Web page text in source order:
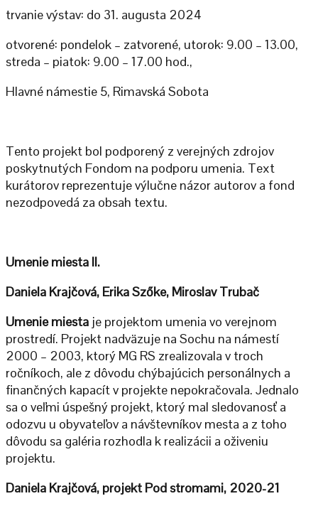
trvanie výstav: do 31. augusta 2024
otvorené: pondelok – zatvorené, utorok: 9.00 – 13.00,
streda – piatok: 9.00 – 17.00 hod.,
Hlavné námestie 5, Rimavská Sobota
Tento projekt bol podporený z verejných zdrojov
poskytnutých Fondom na podporu umenia. Text
kurátorov reprezentuje výlučne názor autorov a fond
nezodpovedá za obsah textu.
Umenie miesta II.
Daniela Krajčová, Erika Szőke, Miroslav Trubač
Umenie miesta je projektom umenia vo verejnom
prostredí. Projekt nadväzuje na Sochu na námestí
2000 – 2003, ktorý MG RS zrealizovala v troch
ročníkoch, ale z dôvodu chýbajúcich personálnych a
finančných kapacít v projekte nepokračovala. Jednalo
sa o veľmi úspešný projekt, ktorý mal sledovanosť a
odozvu u obyvateľov a návštevníkov mesta a z toho
dôvodu sa galéria rozhodla k realizácii a oživeniu
projektu.
Daniela Krajčová, projekt Pod stromami, 2020-21